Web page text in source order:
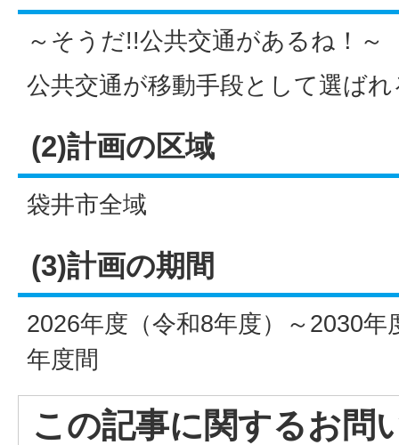
～そうだ!!公共交通があるね！～
公共交通が移動手段として選ば
(2)計画の区域
袋井市全域
(3)計画の期間
2026年度（令和8年度）～2030年
年度間
この記事に関するお問